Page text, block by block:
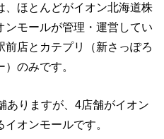
、ほとんどがイオン北海道株
モールが管理・運営してい
前店とカテプリ（新さっぽろ
のみです。
ありますが、4店舗がイオン
オンモールです。